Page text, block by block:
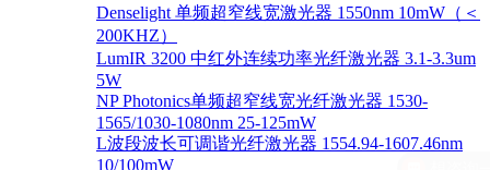
Denselight 单频超窄线宽激光器 1550nm 10mW（＜
200KHZ）
LumIR 3200 中红外连续功率光纤激光器 3.1-3.3um
5W
NP Photonics单频超窄线宽光纤激光器 1530-
1565/1030-1080nm 25-125mW
L波段波长可调谐光纤激光器 1554.94-1607.46nm
10/100mW